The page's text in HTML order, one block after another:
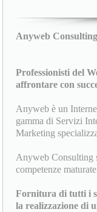
Anyweb Consulting
Professionisti del
affrontare con
Anyweb è un
gamma di Servizi
Marketing
Anyweb Consulting
competenze
Fornitura di tutti i
la realizzazione di